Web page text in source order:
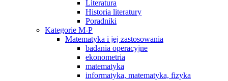
Literatura
Historia literatury
Poradniki
Kategorie M-P
Matematyka i jej zastosowania
badania operacyjne
ekonometria
matematyka
informatyka, matematyka, fizyka